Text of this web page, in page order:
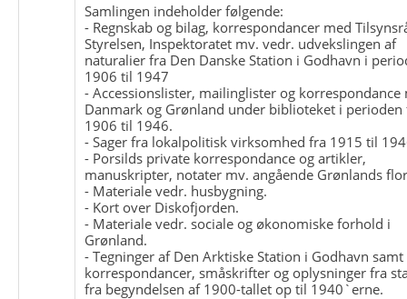
Samlingen indeholder følgende:
- Regnskab og bilag, korrespondancer med
Styrelsen, Inspektoratet mv. vedr. udvekslingen af
naturalier fra Den Danske Station i Godhavn i
1906 til 1947
- Accessionslister, mailinglister og korrespondance
Danmark og Grønland under biblioteket i perioden
1906 til 1946.
- Sager fra lokalpolitisk virksomhed fra 1915 til
- Porsilds private korrespondance og artikler,
manuskripter, notater mv. angående Grønlands
- Materiale vedr. husbygning.
- Kort over Diskofjorden.
- Materiale vedr. sociale og økonomiske forhold i
Grønland.
- Tegninger af Den Arktiske Station i Godhavn
korrespondancer, småskrifter og oplysninger fra
fra begyndelsen af 1900-tallet op til 1940`erne.